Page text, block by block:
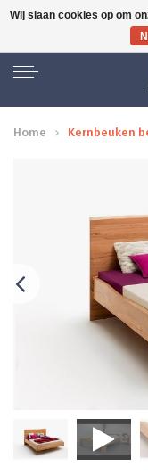
Home Kernbeuken
Wij slaan cookies op om